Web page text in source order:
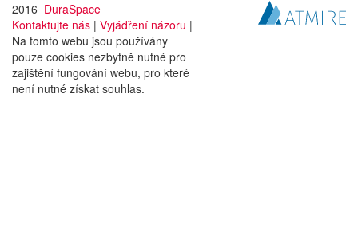
2016 DuraSpace
Kontaktujte nás | Vyjádření názoru |
Na tomto webu jsou používány
pouze cookies nezbytně nutné pro
zajištění fungování webu, pro které
není nutné získat souhlas.